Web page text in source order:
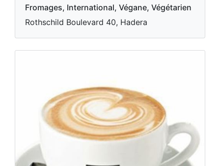
Fromages, International, Végane, Végétarien
Rothschild Boulevard 40, Hadera